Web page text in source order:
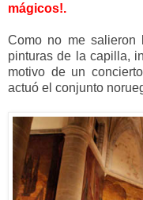
mágicos!.
Como no me
pinturas de la capilla,
motivo de un
actuó el conjunto